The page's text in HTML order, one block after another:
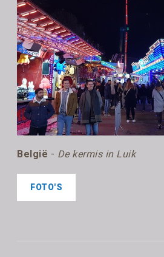
België - De kermis in Luik
FOTO'S